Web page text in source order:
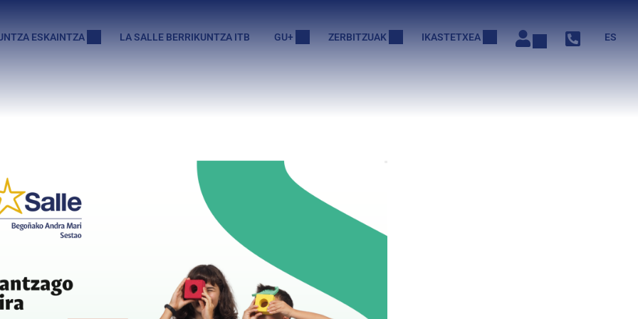
ESKAINTZA LA SALLE BERRIKUNTZA ITB GU+ ZERBITZUAK IKASTETXEA ES